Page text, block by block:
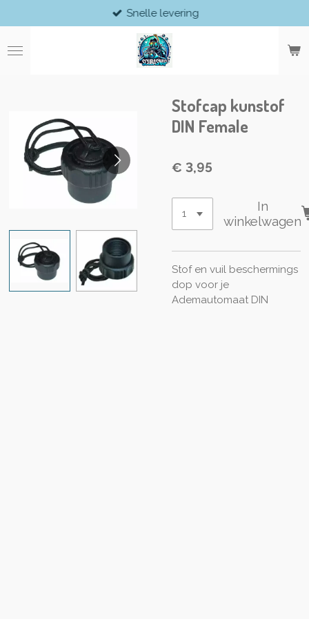
direct
naar
de
Snelle levering
Stofcap kunstof
DIN Female
€ 3,95
In
winkelwagen
Stof en vuil beschermings
dop voor je
Ademautomaat DIN